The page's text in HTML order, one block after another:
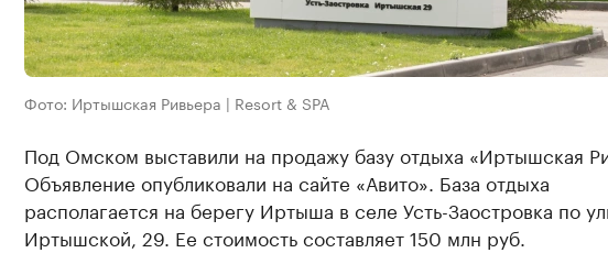
Фото: Иртышская Ривьера | Resort & SPA
Под Омском выставили на продажу базу отдыха «Иртышская
Объявление опубликовали на сайте «Авито». База отдыха
располагается на берегу Иртыша в селе Усть-Заостровка по
Иртышской, 29. Ее стоимость составляет 150 млн руб.